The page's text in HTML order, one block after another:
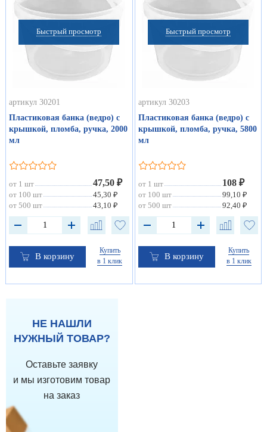
Быстрый просмотр
артикул 30201
Пластиковая банка (ведро) с
крышкой, пломба, ручка, 2000
мл
от 1 шт 47,50 ₽
от 100 шт
45,30 ₽
от 500 шт
43,10 ₽
В корзину
Купить
в 1 клик
Быстрый просмотр
артикул 30203
Пластиковая банка (ведро) с
крышкой, пломба, ручка, 5800
мл
от 1 шт 108 ₽
от 100 шт
99,10 ₽
от 500 шт
92,40 ₽
В корзину
Купить
в 1 клик
НЕ НАШЛИ
НУЖНЫЙ ТОВАР?
Оставьте заявку
и мы изготовим товар
на заказ